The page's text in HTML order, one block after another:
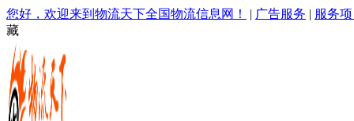
您好，欢迎来到物流天下全国物流信息网！ | 广告服务 | 服务
藏